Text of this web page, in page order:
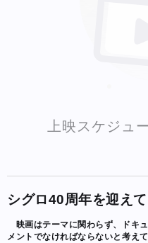
上映スケジュ
シグロ40周年を迎えて
映画はテーマに関わらず、ドキ
メントでなければならないと考え